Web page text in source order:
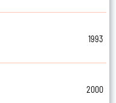
1993
2000